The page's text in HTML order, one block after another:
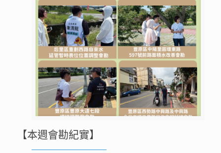
【本週會勘紀實】